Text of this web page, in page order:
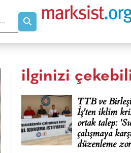
ilginizi
TTB ve
İş'ten iklim
ortak talep:
çalışmaya
düzenleme